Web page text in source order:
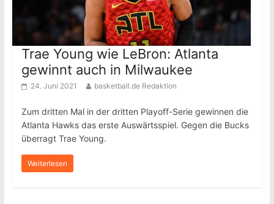
Trae Young wie LeBron: Atlanta
gewinnt auch in Milwaukee
24. Juni 2021 basketball.de Redaktion
Zum dritten Mal in der dritten Playoff-Serie gewinnen die
Atlanta Hawks das erste Auswärtsspiel. Gegen die Bucks
überragt Trae Young.
Weiterlesen